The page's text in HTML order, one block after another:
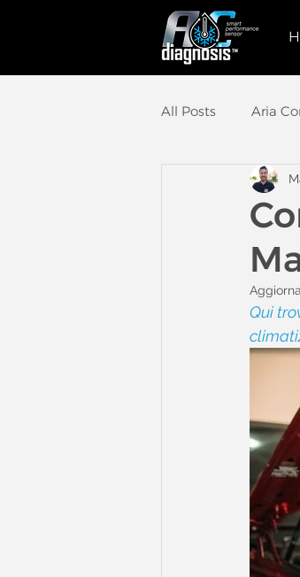
All Posts Aria
Officina Auto
Veicoli Elettrici
Qui